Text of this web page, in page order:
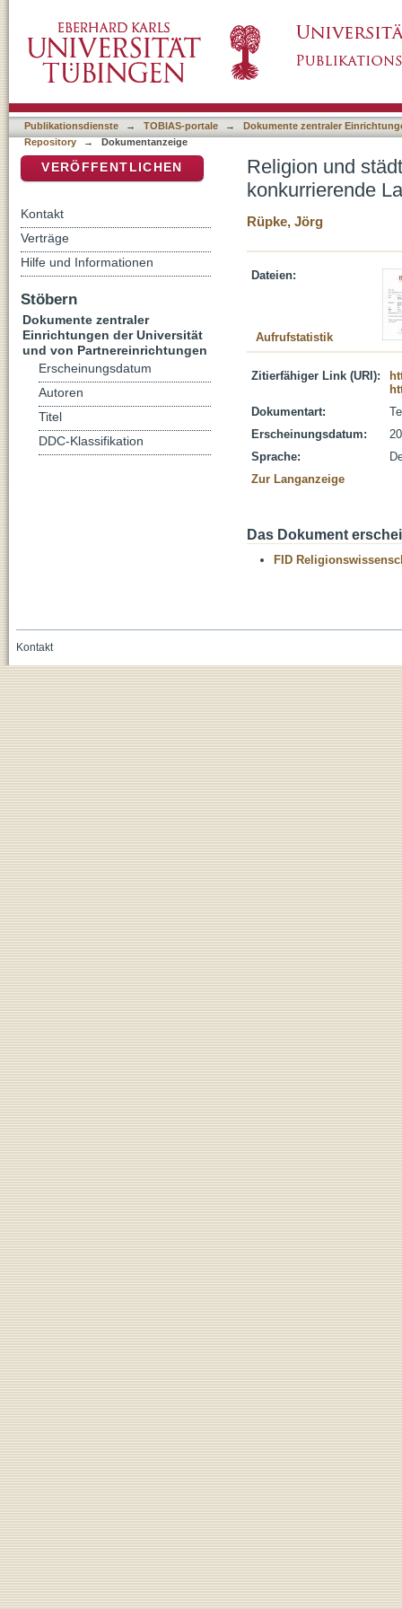
Publikationsdienste → TOBIAS-portale →
Dokumente zentraler
Repository
→ Dokumentanzeige
Religion und
konkurrierende
Rüpke, Jörg
Dateien:
Aufrufstatistik
Zitierfähiger Link (URI):
Dokumentart:
Erscheinungsdatum:
Sprache:
Zur Langanzeige
Das Dokument
FID
VERÖFFENTLICHEN
Kontakt
Verträge
Hilfe und Informationen
Stöbern
Dokumente zentraler
Einrichtungen der Universität
und von Partnereinrichtungen
Erscheinungsdatum
Autoren
Titel
DDC-Klassifikation
Kontakt